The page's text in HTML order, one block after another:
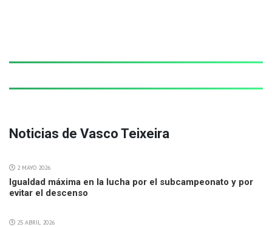
Noticias de Vasco Teixeira
2 MAYO 2026
Igualdad máxima en la lucha por el subcampeonato y por
evitar el descenso
25 ABRIL 2026